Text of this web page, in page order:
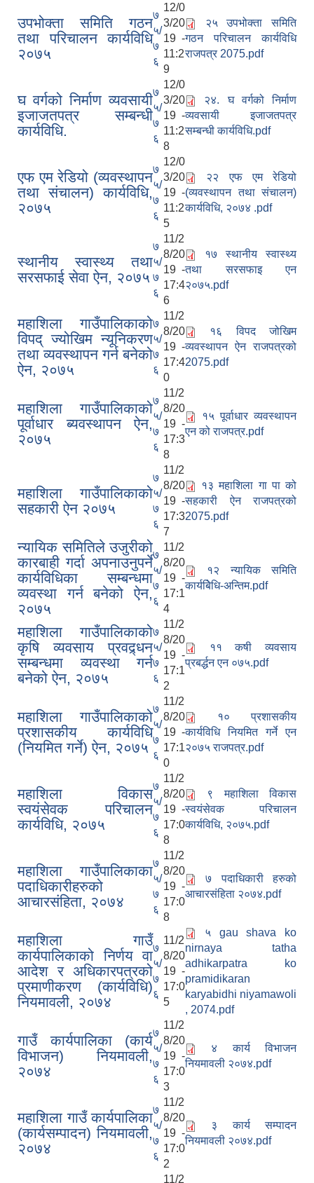
उपभोक्ता समिति गठन
तथा परिचालन कार्यविधि
२०७५
७
५/
७
६
12/0
3/20
19 -
11:2
9
२५ उपभोक्ता समिति
गठन परिचालन कार्यविधि
राजपत्र 2075.pdf
घ वर्गको निर्माण व्यवसायी
इजाजतपत्र सम्बन्धी
कार्यविधि.
७
५/
७
६
12/0
3/20
19 -
11:2
8
२४. घ वर्गको निर्माण
व्यवसायी इजाजतपत्र
सम्बन्धी कार्यविधि.pdf
एफ एम रेडियो (व्यवस्थापन
तथा संचालन) कार्यविधि,
२०७५
७
५/
७
६
12/0
3/20
19 -
11:2
5
२२ एफ एम रेडियो
(व्यवस्थापन तथा संचालन)
कार्यविधि, २०७४ .pdf
स्थानीय स्वास्थ्य तथा
सरसफाई सेवा ऐन, २०७५
७
५/
७
६
11/2
8/20
19 -
17:4
6
१७ स्थानीय स्वास्थ्य
तथा सरसफाइ एन
२०७५.pdf
महाशिला गाउँपालिकाको
विपद् ज्योखिम न्यूनिकरण
तथा व्यवस्थापन गर्न बनेको
ऐन, २०७५
७
५/
७
६
11/2
8/20
19 -
17:4
0
१६ विपद जोखिम
व्यवस्थापन ऐन राजपत्रको
2075.pdf
महाशिला गाउँपालिकाको
पूर्वाधार ब्यवस्थापन ऐन,
२०७५
७
५/
७
६
11/2
8/20
19 -
17:3
8
१५ पूर्वाधार व्यवस्थापन
एन को राजपत्र.pdf
महाशिला गाउँपालिकाको
सहकारी ऐन २०७५
७
५/
७
६
11/2
8/20
19 -
17:3
7
१३ महाशिला गा पा को
सहकारी ऐन राजपत्रको
2075.pdf
न्यायिक समितिले उजुरीको
कारबाही गर्दा अपनाउनुपर्ने
कार्यविधिका सम्बन्धमा
व्यवस्था गर्न बनेको ऐन,
२०७५
७
५/
७
६
11/2
8/20
19 -
17:1
4
१२ न्यायिक समिति
कार्यबिेधि-अन्तिम.pdf
महाशिला गाउँपालिकाको
कृषि व्यवसाय प्रवद्र्धन
सम्बन्धमा व्यवस्था गर्न
बनेको ऐन, २०७५
७
५/
७
६
11/2
8/20
19 -
17:1
2
११ कषी व्यवसाय
प्रबर्द्धन एन ०७५.pdf
महाशिला गाउँपालिकाको
प्रशासकीय कार्यविधि
(नियमित गर्ने) ऐन, २०७५
७
५/
७
६
11/2
8/20
19 -
17:1
0
१० प्रशासकीय
कार्यविधि नियमित गर्ने एन
२०७५ राजपत्र.pdf
महाशिला विकास
स्वयंसेवक परिचालन
कार्यविधि, २०७५
७
५/
७
६
11/2
8/20
19 -
17:0
8
९ महाशिला विकास
स्वयंसेवक परिचालन
कार्यविधि, २०७५.pdf
महाशिला गाउँपालिकाका
पदाधिकारीहरुको
आचारसंहिता, २०७४
७
५/
७
६
11/2
8/20
19 -
17:0
8
७ पदाधिकारी हरुको
आचारसंहिता २०७४.pdf
महाशिला गाउँ
कार्यपालिकाको निर्णय वा
आदेश र अधिकारपत्रको
प्रमाणीकरण (कार्यविधि)
नियमावली, २०७४
७
५/
७
६
11/2
8/20
19 -
17:0
5
५ gau shava ko
nirnaya tatha
adhikarpatra ko
pramidikaran
karyabidhi niyamawoli
, 2074.pdf
गाउँ कार्यपालिका (कार्य
विभाजन) नियमावली,
२०७४
७
५/
७
६
11/2
8/20
19 -
17:0
3
४ कार्य विभाजन
नियमावली २०७४.pdf
महाशिला गाउँ कार्यपालिका
(कार्यसम्पादन) नियमावली,
२०७४
७
५/
७
६
11/2
8/20
19 -
17:0
2
३ कार्य सम्पादन
नियमावली २०७४.pdf
11/2